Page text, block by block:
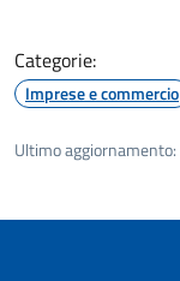
Categorie:
Imprese e commercio
Ultimo aggiornamento: